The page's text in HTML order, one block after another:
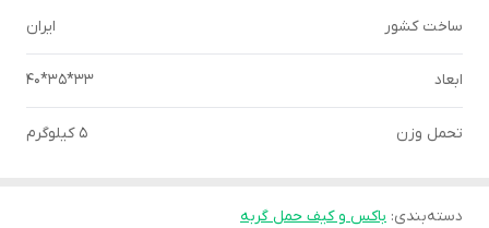
ساخت کشور ایران
ابعاد 33*35*40
تحمل وزن ۵ کیلوگرم
دسته‌بندی: باکس و کیف حمل گربه